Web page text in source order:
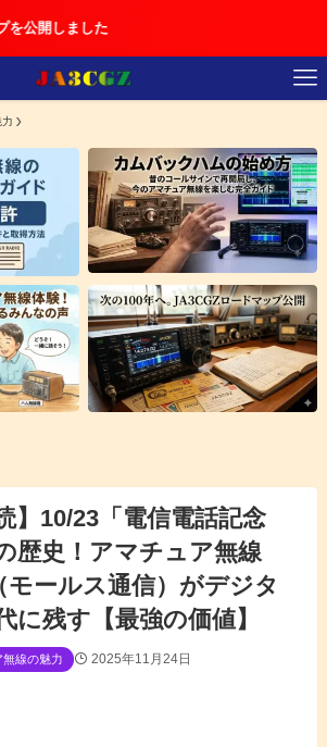
】10/23「電信電話記念
歴史！アマチュア無線
モールス通信）がデジタ
に残す【最強の価値】
無線の魅力 2025年11月24日